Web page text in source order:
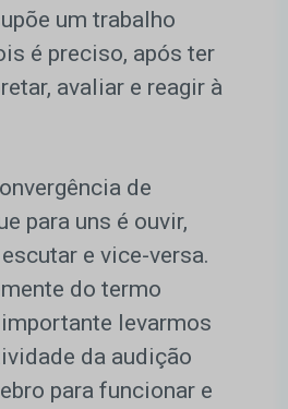
um trabalho
é preciso, após ter
avaliar e reagir à
de
para uns é ouvir,
e vice-versa.
do termo
levarmos
da audição
para funcionar e